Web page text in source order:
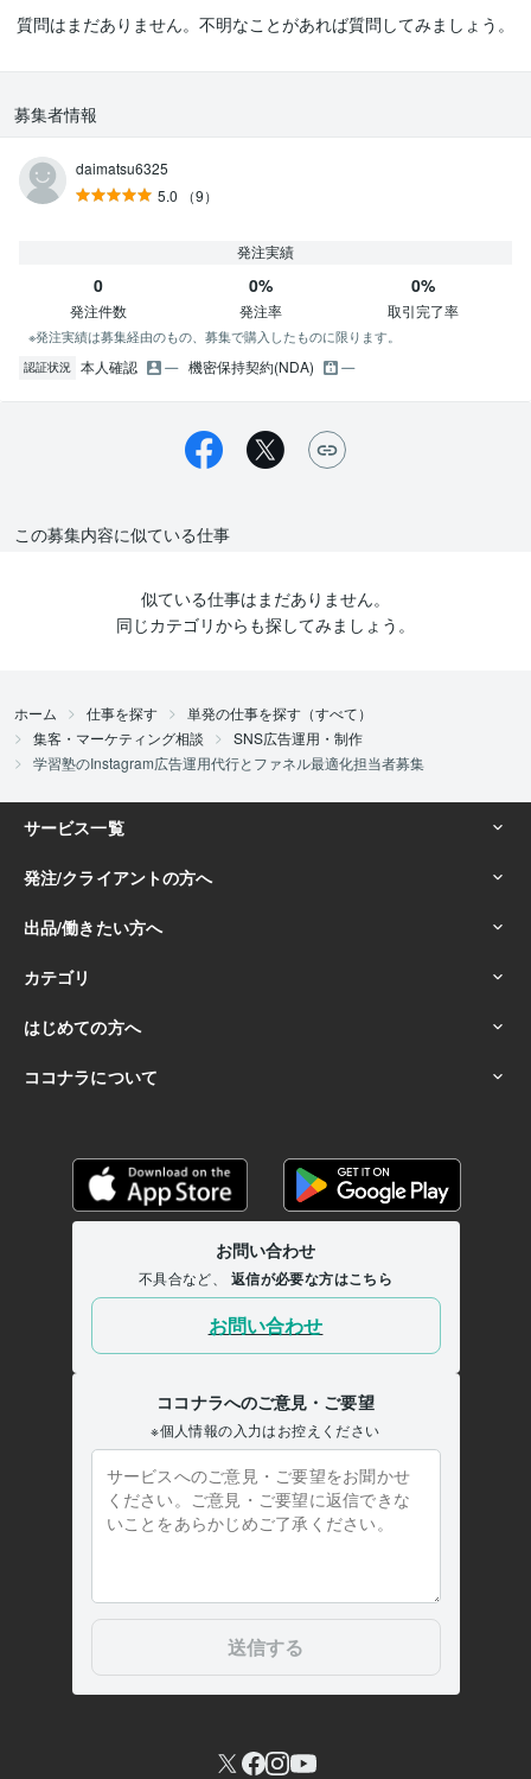
質問はまだありません。不明なことがあれば質問してみましょう。
募集者情報
daimatsu6325
5.0
（9）
発注実績
0
発注件数
0%
発注率
0%
取引完了率
※発注実績は募集経由のもの、募集で購入したものに限ります。
認証状況 本人確認 機密保持契約(NDA)
この募集内容に似ている仕事
似ている仕事はまだありません。
同じカテゴリからも探してみましょう。
ホーム 仕事を探す
単発の仕事を探す（すべて）
集客・マーケティング相談
SNS広告運用・制作
学習塾のInstagram広告運用代行とファネル最適化担当者募集